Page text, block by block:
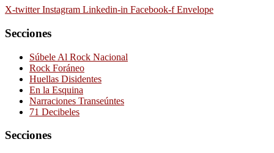
X-twitter Instagram Linkedin-in Facebook-f Envelope
Secciones
Súbele Al Rock Nacional
Rock Foráneo
Huellas Disidentes
En la Esquina
Narraciones Transeúntes
71 Decibeles
Secciones